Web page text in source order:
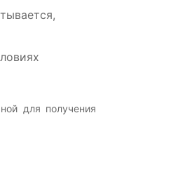
для получения